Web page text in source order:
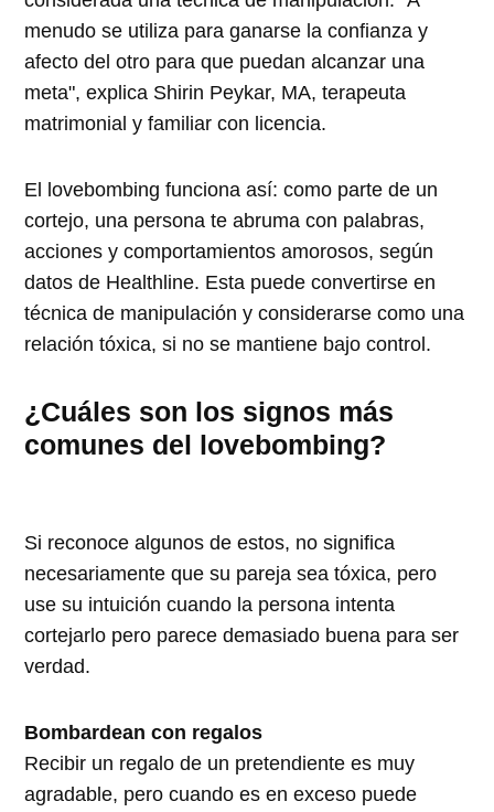
menudo se utiliza para ganarse la confianza y
afecto del otro para que puedan alcanzar una
meta", explica Shirin Peykar, MA, terapeuta
matrimonial y familiar con licencia.
El lovebombing funciona así: como parte de un
cortejo, una persona te abruma con palabras,
acciones y comportamientos amorosos, según
datos de Healthline. Esta puede convertirse en
técnica de manipulación y considerarse como una
relación tóxica, si no se mantiene bajo control.
¿Cuáles son los signos más
comunes del lovebombing?
Si reconoce algunos de estos, no significa
necesariamente que su pareja sea tóxica, pero
use su intuición cuando la persona intenta
cortejarlo pero parece demasiado buena para ser
verdad.
Bombardean con regalos
Recibir un regalo de un pretendiente es muy
agradable, pero cuando es en exceso puede